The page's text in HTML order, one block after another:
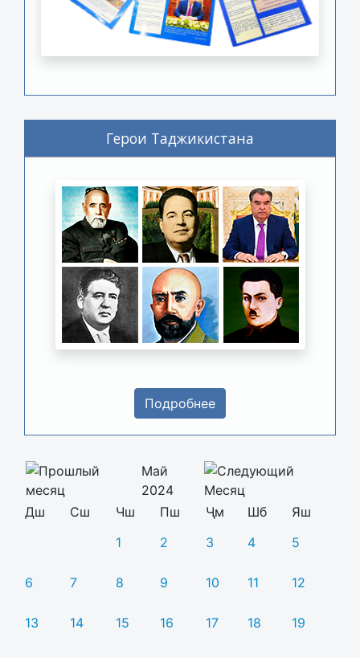
Герои Таджикистана
Подробнее
Май
2024
Дш
Сш Чш Пш Ҷм Шб
Яш
1
2 3 4 5
6 7 8 9 10 11 12
13 14 15 16 17 18 19